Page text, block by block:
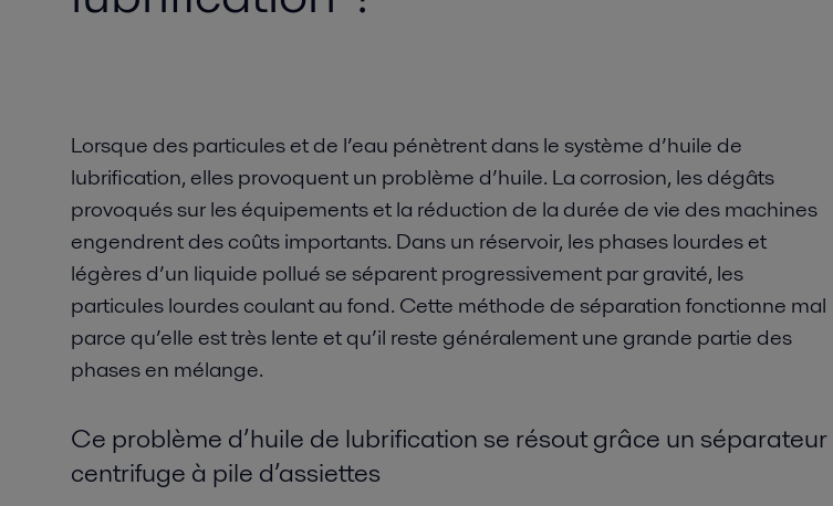
Lorsque des particules et de l’eau pénètrent dans le système d’huile de
lubrification, elles provoquent un problème d’huile. La corrosion, les dégâts
provoqués sur les équipements et la réduction de la durée de vie des machines
engendrent des coûts importants. Dans un réservoir, les phases lourdes et
légères d’un liquide pollué se séparent progressivement par gravité, les
particules lourdes coulant au fond. Cette méthode de séparation fonctionne mal
parce qu’elle est très lente et qu’il reste généralement une grande partie des
phases en mélange.
Ce problème d’huile de lubrification se résout grâce un séparateur
centrifuge à pile d’assiettes